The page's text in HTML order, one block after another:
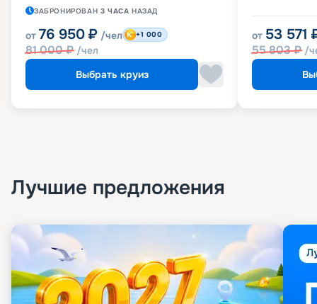
ЗАБРОНИРОВАН 3 ЧАСА НАЗАД
от 76 950 ₽ /чел
81 000₽ /чел
+1 000
Выбрать круиз
от 53 571
55 803₽ /
Лучшие предложения